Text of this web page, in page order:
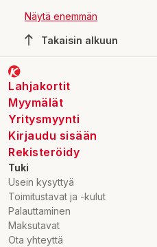
jotka pitävät huoneilman
Näytä enemmän
Takaisin alkuun
Lahjakortit
Myymälät
Yritysmyynti
Kirjaudu sisään
Rekisteröidy
Tuki
Usein kysyttyä
Toimitustavat ja -kulut
Palauttaminen
Maksutavat
Ota yhteyttä